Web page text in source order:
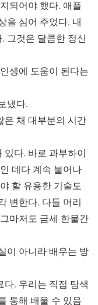
되어야 했다. 애플
을 심어 주었다. 내
그것은 달콤한 정신
생에 도움이 된다는
냈다.
은 채 대부분의 시간
있다. 바로 과부하이
데다 계속 불어나
할 유용한 기술도
변한다. 다들 머리
마저도 금세 한물간
이 아니라 배우는 방
. 우리는 직접 탐색
통해 배울 수 있음